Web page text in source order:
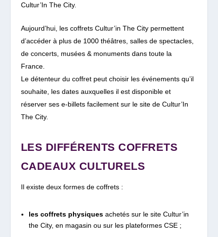
Cultur’In The City.
Aujourd’hui, les coffrets Cultur’in The City permettent
d’accéder à plus de 1000 théâtres, salles de spectacles,
de concerts, musées & monuments dans toute la
France.
Le détenteur du coffret peut choisir les événements qu’il
souhaite, les dates auxquelles il est disponible et
réserver ses e-billets facilement sur le site de Cultur’In
The City.
LES DIFFÉRENTS COFFRETS
CADEAUX CULTURELS
Il existe deux formes de coffrets :
les coffrets physiquesachetés sur le site Cultur’in
the City, en magasin ou sur les plateformes CSE ;